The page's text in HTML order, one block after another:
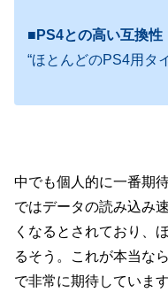
■PS4との高い互換性
“ほとんどのPS4用タ
中でも個人的に一番期
ではデータの読み込み
くなるとされており、
るそう。これが本当な
で非常に期待しています